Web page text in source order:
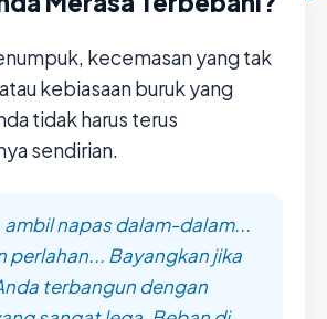
kecemasan yang tak
kebiasaan buruk yang
tidak harus terus
sendirian.
ambil napas dalam-dalam...
perlahan... Bayangkan jika
terbangun dengan